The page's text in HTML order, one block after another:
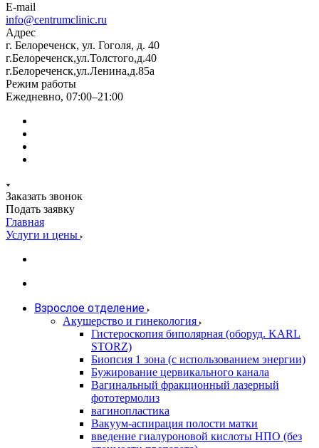
E-mail
info@centrumclinic.ru
Адрес
г. Белореченск, ул. Гоголя, д. 40
г.Белореченск,ул.Толстого,д.40
г.Белореченск,ул.Ленина,д.85а
Режим работы
Ежедневно, 07:00–21:00
Заказать звонок
Подать заявку
Главная
Услуги и цены
Взрослое отделение
Акушерство и гинекология
Гистероскопия биполярная (оборуд. KARL
STORZ)
Биопсия 1 зона (с использованием энергии)
Бужирование цервикального канала
Вагинальный фракционный лазерный
фототермолиз
вагинопластика
Вакуум-аспирация полости матки
введение гиалуроновой кислоты НПО (без